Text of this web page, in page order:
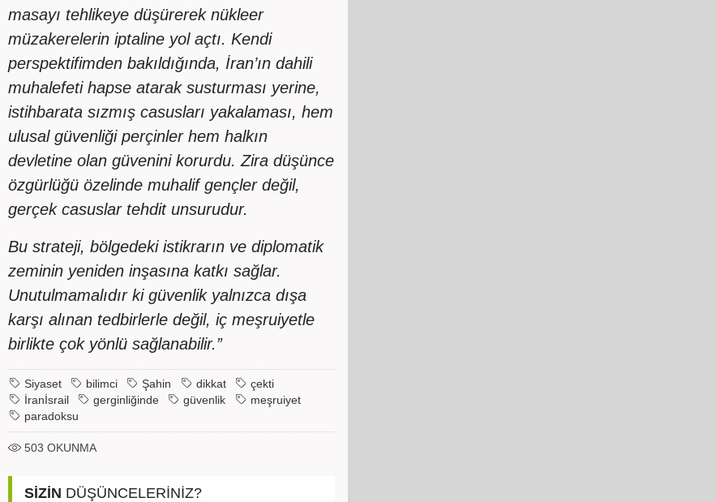
masayı tehlikeye düşürerek nükleer
müzakerelerin iptaline yol açtı. Kendi
perspektifimden bakıldığında, İran’ın dahili
muhalefeti hapse atarak susturması yerine,
istihbarata sızmış casusları yakalaması, hem
ulusal güvenliği perçinler hem halkın
devletine olan güvenini korurdu. Zira düşünce
özgürlüğü özelinde muhalif gençler değil,
gerçek casuslar tehdit unsurudur.
Bu strateji, bölgedeki istikrarın ve diplomatik
zeminin yeniden inşasına katkı sağlar.
Unutulmamalıdır ki güvenlik yalnızca dışa
karşı alınan tedbirlerle değil, iç meşruiyetle
birlikte çok yönlü sağlanabilir.”
Siyaset bilimci Şahin dikkat
çekti
İranİsrail
gerginliğinde güvenlik
meşruiyet
paradoksu
503 OKUNMA
SİZİN DÜŞÜNCELERİNİZ?